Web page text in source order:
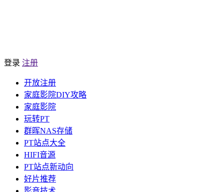
登录 注册
开放注册
家庭影院DIY攻略
家庭影院
玩转PT
群晖NAS存储
PT站点大全
HIFI音源
PT站点新动向
好片推荐